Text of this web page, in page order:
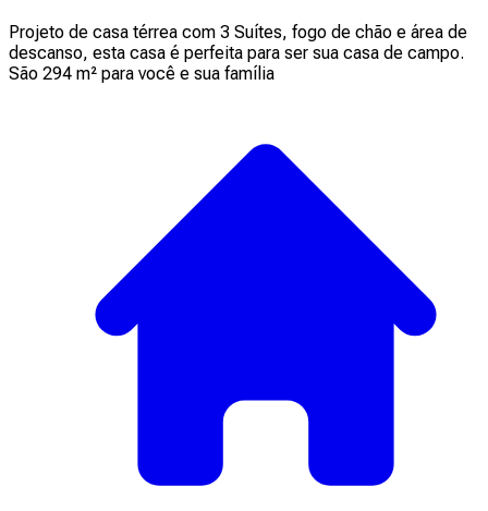
Projeto de casa térrea com 3 Suítes, fogo de chão e área de
descanso, esta casa é perfeita para ser sua casa de campo.
São 294 m² para você e sua família